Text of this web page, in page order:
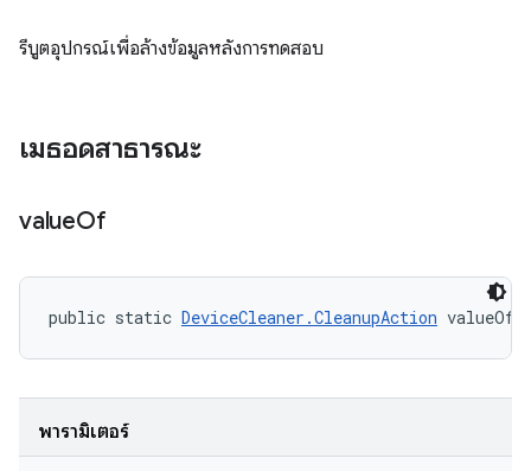
รีบูตอุปกรณ์เพื่อล้างข้อมูลหลังการทดสอบ
เมธอดสาธารณะ
valueOf
public static DeviceCleaner.CleanupAction valueOf
พารามิเตอร์